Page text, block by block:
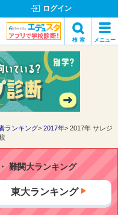
ログイン
検 索 メニュー
検索
ランキング 2017年
2017年 サレジ
難関大ランキング
東大ランキング